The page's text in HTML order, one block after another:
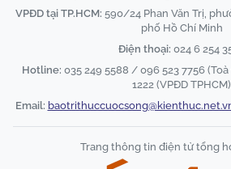
VPĐD tại TP.HCM: 590/24 Phan Văn Trị,
phố Hồ Chí Minh
Điện thoại: 024 6 254
Hotline: 035 249 5588 / 096 523 7756
1222 (VPĐD TPHCM)
Email:
Trang thông tin điện tử tổng